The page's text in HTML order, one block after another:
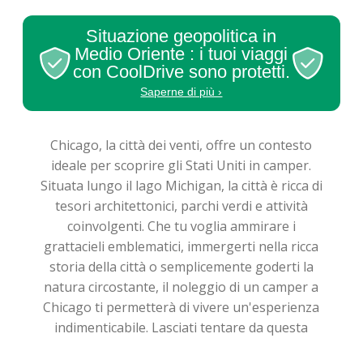
Situazione geopolitica in
Medio Oriente : i tuoi viaggi
con CoolDrive sono protetti.
Saperne di più ›
Chicago, la città dei venti, offre un contesto
ideale per scoprire gli Stati Uniti in camper.
Situata lungo il lago Michigan, la città è ricca di
tesori architettonici, parchi verdi e attività
coinvolgenti. Che tu voglia ammirare i
grattacieli emblematici, immergerti nella ricca
storia della città o semplicemente goderti la
natura circostante, il noleggio di un camper a
Chicago ti permetterà di vivere un'esperienza
indimenticabile. Lasciati tentare da questa